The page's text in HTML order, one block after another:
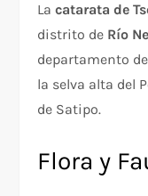
Lacatarata de
distrito de Río
departamento
la selva alta del
de Satipo.
Flora y